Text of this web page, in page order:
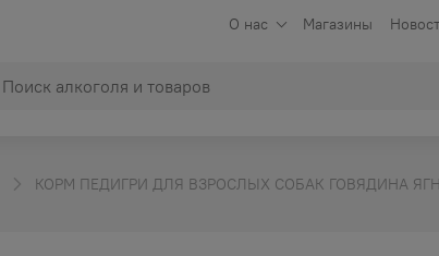
О нас Магазины
КОРМ ПЕДИГРИ ДЛЯ ВЗРОСЛЫХ СОБАК ГОВЯДИНА